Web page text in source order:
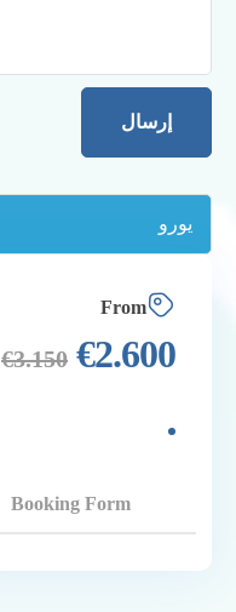
From
€2.600
€3.150
Booking Form